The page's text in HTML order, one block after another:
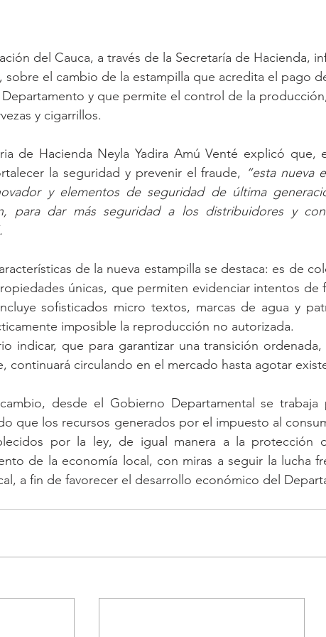
del Cauca, a través de la Secretaría de Hacienda,
sobre el cambio de la estampilla que acredita el pago
y que permite el control de la
y cigarrillos.
de Hacienda Neyla Yadira Amú Venté explicó
la seguridad y prevenir el fraude, “esta nueva
y elementos de seguridad de última
para dar más seguridad a los distribuidores y
de la nueva estampilla se destaca: es de
únicas, que permiten evidenciar intentos de
sofisticados micro textos, marcas de agua y
imposible la reproducción no autorizada.
indicar, que para garantizar una transición
continuará circulando en el mercado hasta agotar
desde el Gobierno Departamental se trabaja
que los recursos generados por el impuesto al
por la ley, de igual manera a la protección
de la economía local, con miras a seguir la lucha
a fin de favorecer el desarrollo económico del